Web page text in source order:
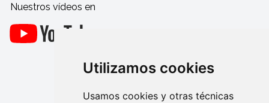
Utilizamos cookies
Usamos cookies y otras técnicas
Nuestros vídeos en